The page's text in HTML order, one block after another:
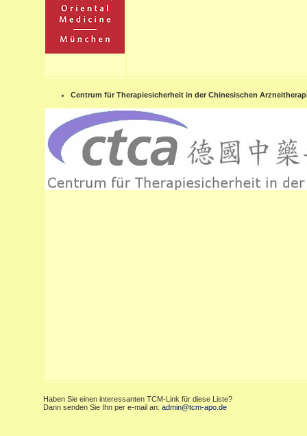
Centrum für Therapiesicherheit in der Chinesischen
Haben Sie einen interessanten TCM-Link für diese Liste?
Dann senden Sie Ihn per e-mail an: admin@tcm-apo.de